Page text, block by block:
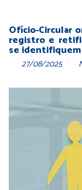
Ofício-Circular
registro e
se
27/08/2025